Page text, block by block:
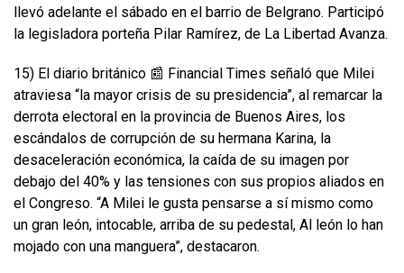
llevó adelante el sábado en el barrio de Belgrano. Participó
la legisladora porteña Pilar Ramírez, de La Libertad Avanza.
15) El diario británico 📰 Financial Times señaló que Milei
atraviesa “la mayor crisis de su presidencia”, al remarcar la
derrota electoral en la provincia de Buenos Aires, los
escándalos de corrupción de su hermana Karina, la
desaceleración económica, la caída de su imagen por
debajo del 40% y las tensiones con sus propios aliados en
el Congreso. “A Milei le gusta pensarse a sí mismo como
un gran león, intocable, arriba de su pedestal, Al león lo han
mojado con una manguera”, destacaron.